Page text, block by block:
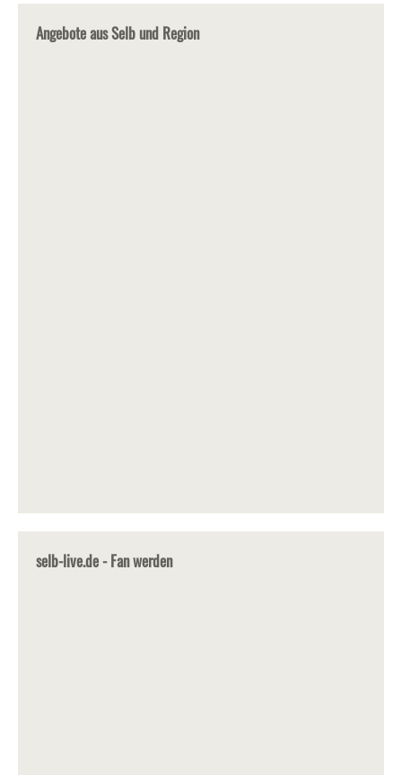
Angebote aus Selb und Region
selb-live.de - Fan werden